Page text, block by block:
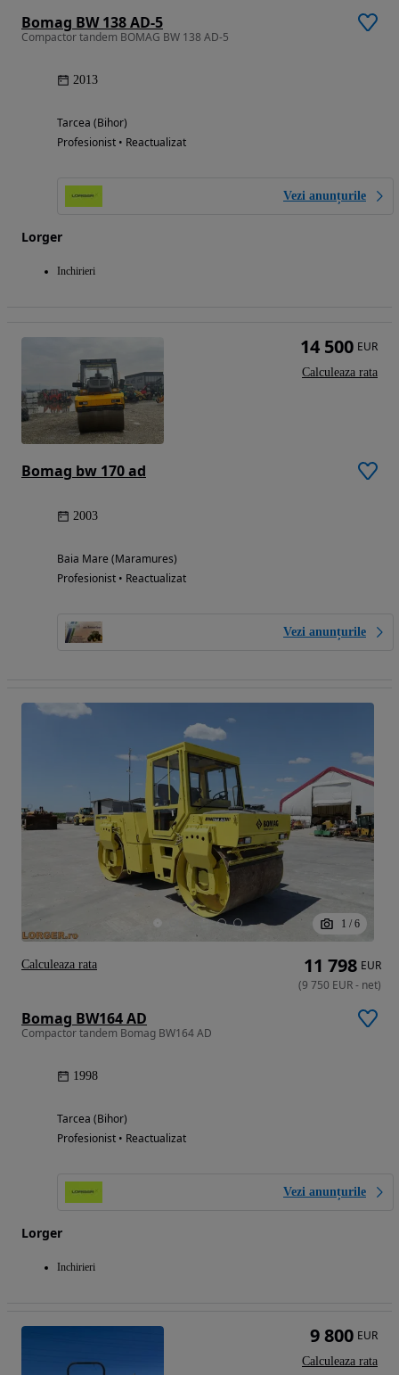
Bomag BW 138 AD-5
Compactor tandem BOMAG BW 138 AD-5
2013
Tarcea (Bihor)
Profesionist • Reactualizat
Vezi anunțurile
Lorger
Inchirieri
Bomag bw 170 ad
2003
Baia Mare (Maramures)
Profesionist • Reactualizat
Vezi anunțurile
14 500 EUR
Calculeaza rata
1 / 6
Bomag BW164 AD
Compactor tandem Bomag BW164 AD
1998
Tarcea (Bihor)
Profesionist • Reactualizat
Vezi anunțurile
Lorger
Inchirieri
11 798 EUR
(9 750 EUR- net)
Calculeaza rata
9 800 EUR
Calculeaza rata